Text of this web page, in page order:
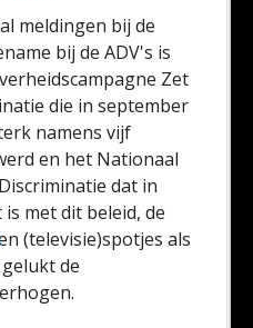
meldingen bij de
bij de ADV's is
Zet
die in september
namens vijf
en het Nationaal
dat in
met dit beleid, de
(televisie)spotjes als
de